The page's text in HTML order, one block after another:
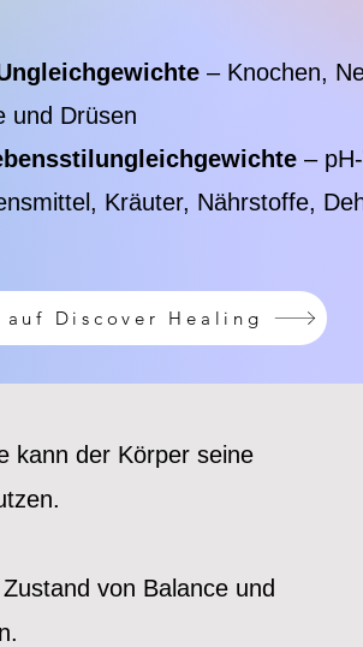
– Knochen,
und Drüsen
–
Kräuter, Nährstoffe,
auf Discover Healing
kann der Körper seine
von Balance und